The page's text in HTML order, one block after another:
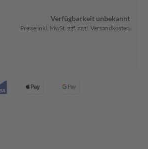
Verfügbarkeit unbekannt
Preise inkl. MwSt. ggf. zzgl. Versandkosten